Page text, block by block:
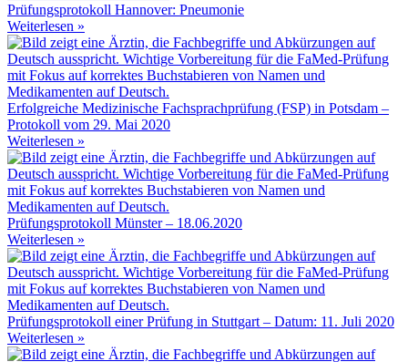
Prüfungsprotokoll Hannover: Pneumonie
Weiterlesen »
Erfolgreiche Medizinische Fachsprachprüfung (FSP) in Potsdam –
Protokoll vom 29. Mai 2020
Weiterlesen »
Prüfungsprotokoll Münster – 18.06.2020
Weiterlesen »
Prüfungsprotokoll einer Prüfung in Stuttgart – Datum: 11. Juli 2020
Weiterlesen »